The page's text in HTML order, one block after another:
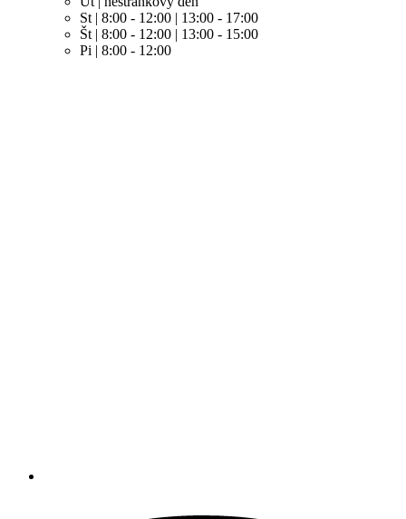
St | 8:00 - 12:00 | 13:00 - 17:00
Št | 8:00 - 12:00 | 13:00 - 15:00
Pi | 8:00 - 12:00